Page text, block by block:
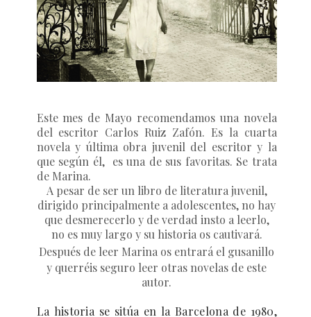
Este mes de Mayo recomendamos una novela
del escritor Carlos Ruiz Zafón. Es la cuarta
novela y última obra juvenil del escritor y la
que según él, es una de sus favoritas. Se trata
de Marina.
A pesar de ser un libro de literatura juvenil,
dirigido principalmente a adolescentes, no hay
que desmerecerlo y de verdad insto a leerlo,
no es muy largo y su historia os cautivará.
Después de leer Marina os entrará el gusanillo
y querréis seguro leer otras novelas de este
autor.
La historia se sitúa en la Barcelona de 1980,